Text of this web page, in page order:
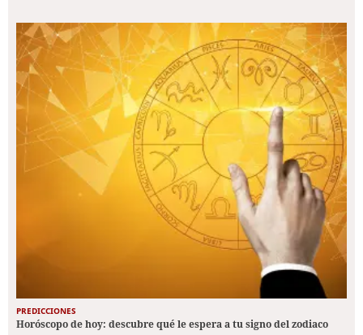
PREDICCIONES
Horóscopo de hoy: descubre qué le espera a tu signo del zodiaco